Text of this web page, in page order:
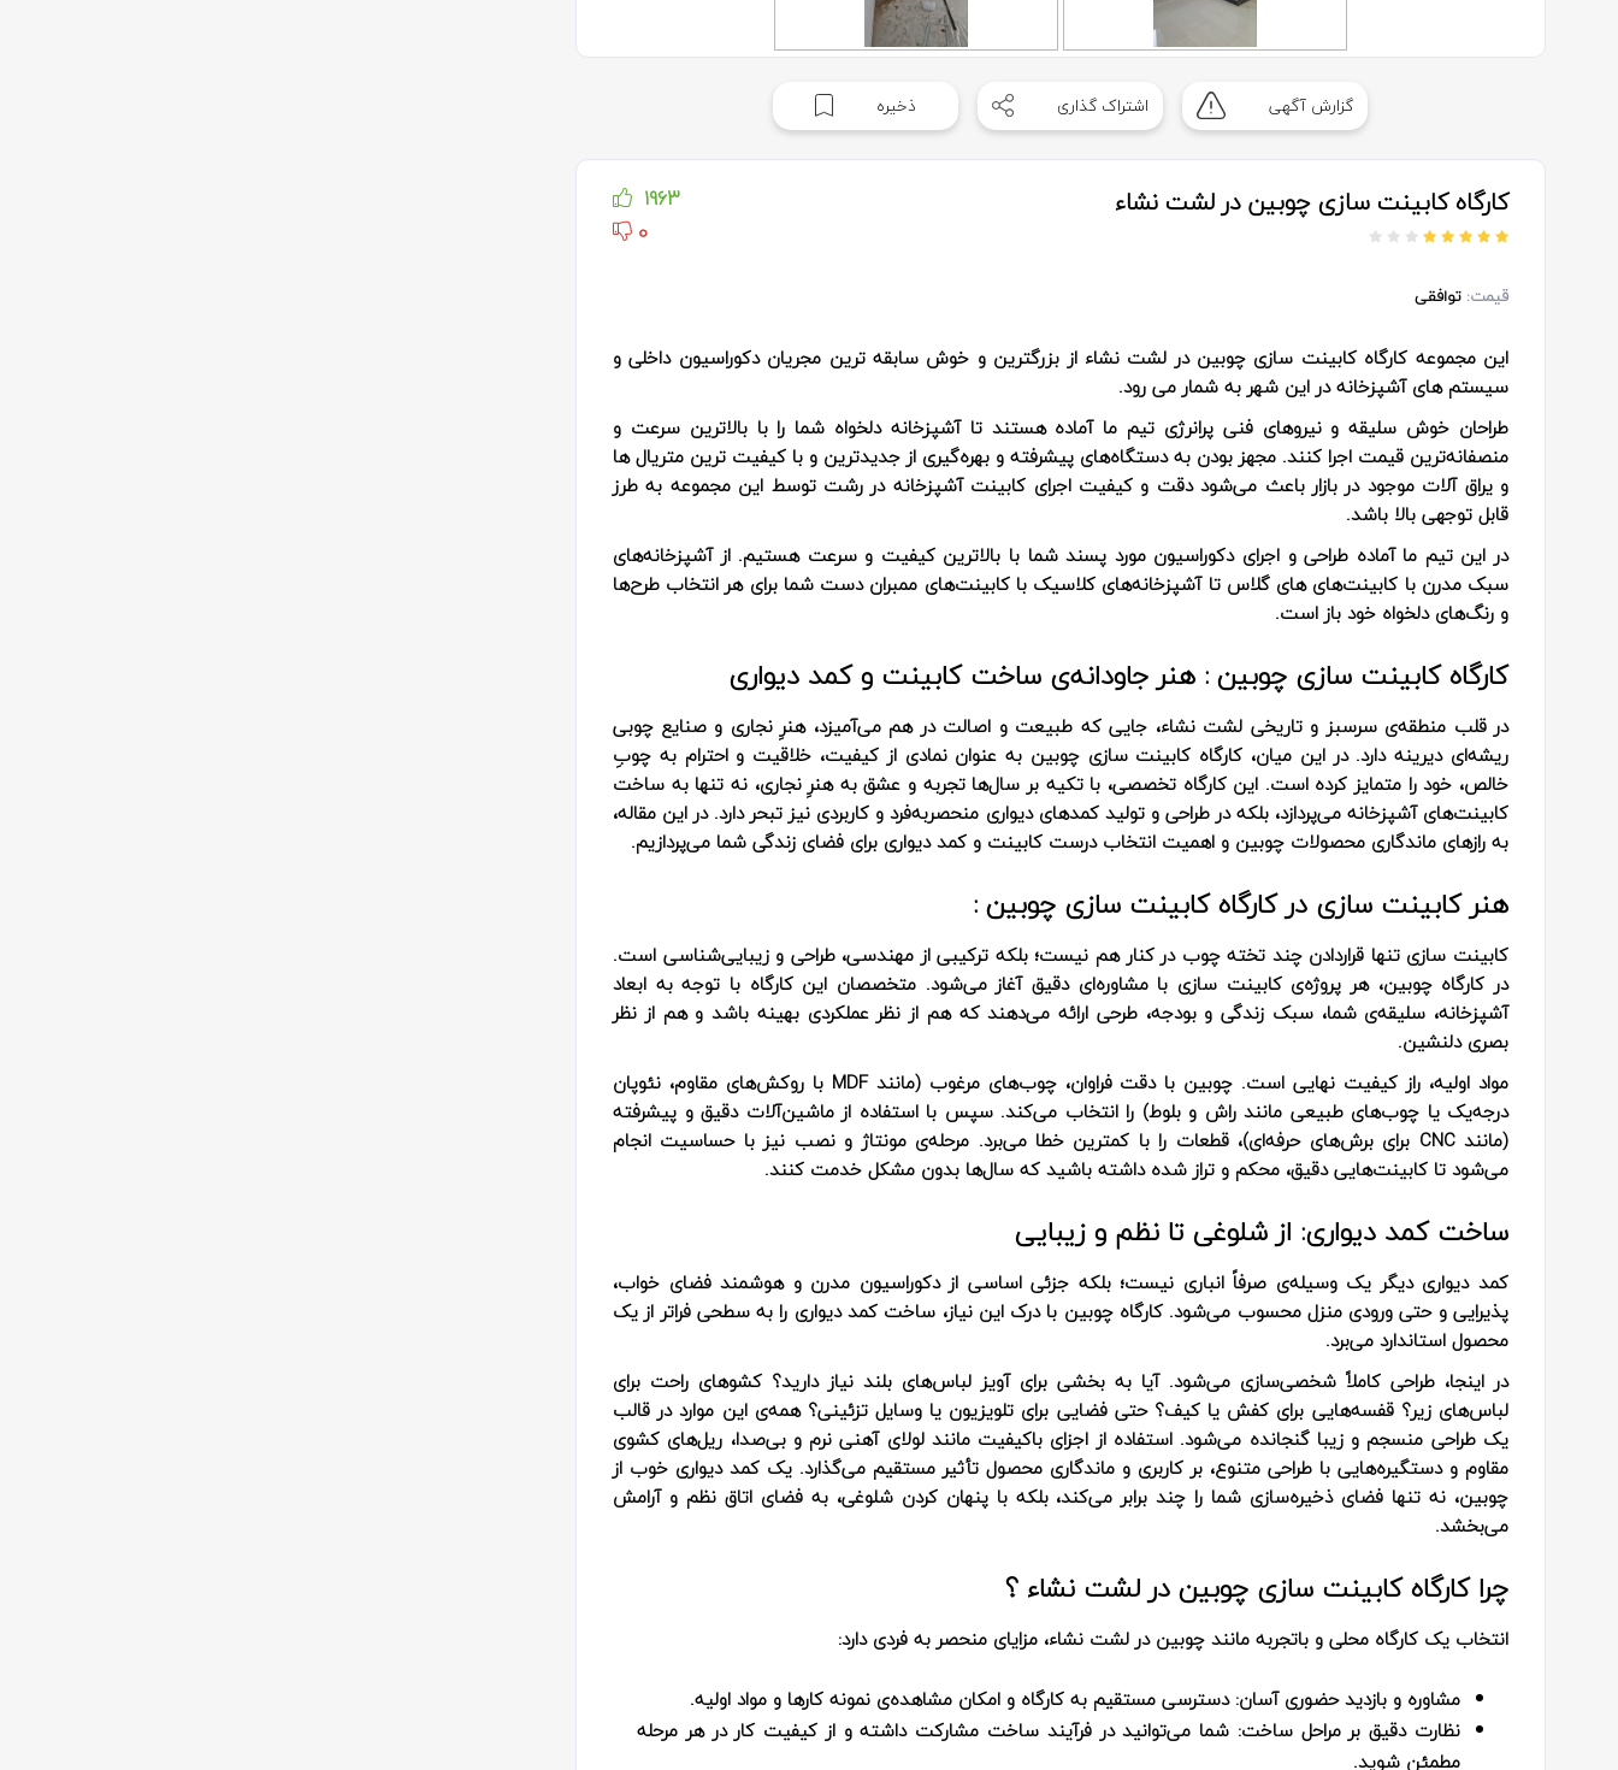
گزارش آگهی اشتراک گذاری ذخیره
کارگاه کابینت سازی چوبین در لشت نشاء
1963
0
قیمت: توافقی
این مجموعه کارگاه کابینت سازی چوبین در لشت نشاء از بزرگترین و خوش‌ سابقه‌ ترین مجریان دکوراسیون داخلی و
سیستم های آشپزخانه در این شهر به شمار می رود.
طراحان خوش سلیقه و نیروهای فنی پرانرژی تیم ما آماده هستند تا آشپزخانه دلخواه شما را با بالاترین سرعت و
منصفانه‌ترین قیمت اجرا کنند. مجهز بودن به دستگاه‌های پیشرفته و بهره‌گیری از جدیدترین و با کیفیت‌ ترین متریال‌ ها
و یراق آلات موجود در بازار باعث می‌شود دقت و کیفیت اجرای کابینت آشپزخانه در رشت توسط این مجموعه به طرز
قابل توجهی بالا باشد.
در این تیم ما آماده طراحی و اجرای دکوراسیون مورد پسند شما با بالاترین کیفیت و سرعت هستیم. از آشپزخانه‌های
سبک مدرن با کابینت‌های های گلاس تا آشپزخانه‌های کلاسیک با کابینت‌های ممبران دست شما برای هر انتخاب طرح‌ها
و رنگ‌های دلخواه خود باز است.
کارگاه کابینت سازی چوبین : هنر جاودانه‌ی ساخت کابینت و کمد دیواری
در قلب منطقه‌ی سرسبز و تاریخی لشت‌ نشاء، جایی که طبیعت و اصالت در هم می‌آمیزد، هنرِ نجاری و صنایع چوبی
ریشه‌ای دیرینه دارد. در این میان، کارگاه کابینت‌ سازی چوبین به عنوان نمادی از کیفیت، خلاقیت و احترام به چوبِ
خالص، خود را متمایز کرده است. این کارگاه تخصصی، با تکیه بر سال‌ها تجربه و عشق به هنرِ نجاری، نه تنها به ساخت
کابینت‌های آشپزخانه می‌پردازد، بلکه در طراحی و تولید کمدهای دیواری منحصربه‌فرد و کاربردی نیز تبحر دارد. در این مقاله،
به رازهای ماندگاری محصولات چوبین و اهمیت انتخاب درست کابینت و کمد دیواری برای فضای زندگی شما می‌پردازیم.
هنر کابینت‌ سازی در کارگاه کابینت سازی چوبین :
کابینت‌ سازی تنها قراردادن چند تخته چوب در کنار هم نیست؛ بلکه ترکیبی از مهندسی، طراحی و زیبایی‌شناسی است.
در کارگاه چوبین، هر پروژه‌ی کابینت‌ سازی با مشاوره‌ای دقیق آغاز می‌شود. متخصصان این کارگاه با توجه به ابعاد
آشپزخانه، سلیقه‌ی شما، سبک زندگی و بودجه، طرحی ارائه می‌دهند که هم از نظر عملکردی بهینه باشد و هم از نظر
بصری دلنشین.
مواد اولیه، راز کیفیت نهایی است. چوبین با دقت فراوان، چوب‌های مرغوب (مانند MDF با روکش‌های مقاوم، نئوپان
درجه‌یک یا چوب‌های طبیعی مانند راش و بلوط) را انتخاب می‌کند. سپس با استفاده از ماشین‌آلات دقیق و پیشرفته
(مانند CNC برای برش‌های حرفه‌ای)، قطعات را با کمترین خطا می‌برد. مرحله‌ی مونتاژ و نصب نیز با حساسیت انجام
می‌شود تا کابینت‌هایی دقیق، محکم و تراز شده داشته باشید که سال‌ها بدون مشکل خدمت کنند.
ساخت کمد دیواری: از شلوغی تا نظم و زیبایی
کمد دیواری دیگر یک وسیله‌ی صرفاً انباری نیست؛ بلکه جزئی اساسی از دکوراسیون مدرن و هوشمند فضای خواب،
پذیرایی و حتی ورودی منزل محسوب می‌شود. کارگاه چوبین با درک این نیاز، ساخت کمد دیواری را به سطحی فراتر از یک
محصول استاندارد می‌برد.
در اینجا، طراحی کاملاً شخصی‌سازی می‌شود. آیا به بخشی برای آویز لباس‌های بلند نیاز دارید؟ کشوهای راحت برای
لباس‌های زیر؟ قفسه‌هایی برای کفش یا کیف؟ حتی فضایی برای تلویزیون یا وسایل تزئینی؟ همه‌ی این موارد در قالب
یک طراحی منسجم و زیبا گنجانده می‌شود. استفاده از اجزای باکیفیت مانند لولای آهنی نرم و بی‌صدا، ریل‌های کشوی
مقاوم و دستگیره‌هایی با طراحی متنوع، بر کاربری و ماندگاری محصول تأثیر مستقیم می‌گذارد. یک کمد دیواری خوب از
چوبین، نه تنها فضای ذخیره‌سازی شما را چند برابر می‌کند، بلکه با پنهان کردن شلوغی، به فضای اتاق نظم و آرامش
می‌بخشد.
چرا کارگاه کابینت سازی چوبین در لشت‌ نشاء ؟
انتخاب یک کارگاه محلی و باتجربه مانند چوبین در لشت‌ نشاء، مزایای منحصر به‌ فردی دارد:
مشاوره و بازدید حضوری آسان:دسترسی مستقیم به کارگاه و امکان مشاهده‌ی نمونه کارها و مواد اولیه.
نظارت دقیق بر مراحل ساخت: شما می‌توانید در فرآیند ساخت مشارکت داشته و از کیفیت کار در هر مرحله
مطمئن شوید.